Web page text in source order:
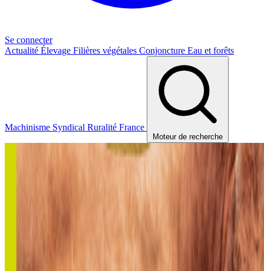
Se connecter
Actualité Élevage Filières végétales Conjoncture Eau et forêts
Machinisme Syndical Ruralité France
Moteur de recherche